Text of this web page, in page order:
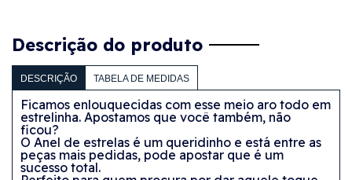
Descrição do produto
DESCRIÇÃO TABELA DE MEDIDAS
Ficamos enlouquecidas com esse meio aro todo em
estrelinha. Apostamos que você também, não
ficou?
O Anel de estrelas é um queridinho e está entre as
peças mais pedidas, pode apostar que é um
sucesso total.